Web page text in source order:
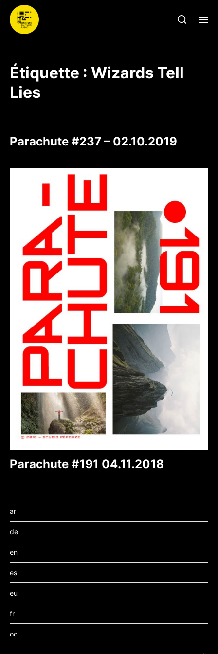
Étiquette : Wizards Tell
Lies
Parachute #237 – 02.10.2019
Parachute #191 04.11.2018
ar
de
en
es
eu
fr
oc